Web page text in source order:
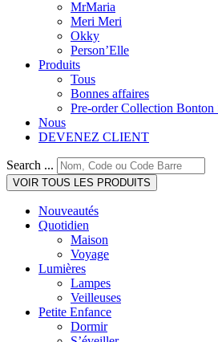
MrMaria
Meri Meri
Okky
Person’Elle
Produits
Tous
Bonnes affaires
Pre-order Collection
Nous
DEVENEZ CLIENT
Search ...
VOIR TOUS LES PRODUITS
Nouveautés
Quotidien
Maison
Voyage
Lumières
Lampes
Veilleuses
Petite Enfance
Dormir